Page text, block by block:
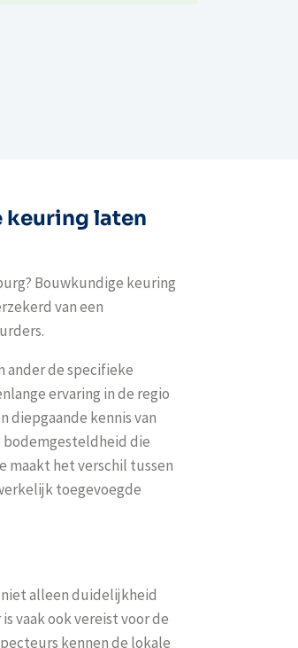
keuring laten
Bouwkundige keuring
van een
ander de specifieke
ervaring in de regio
diepgaande kennis van
die
maakt het verschil tussen
toegevoegde
alleen duidelijkheid
vaak ook vereist voor de
kennen de lokale